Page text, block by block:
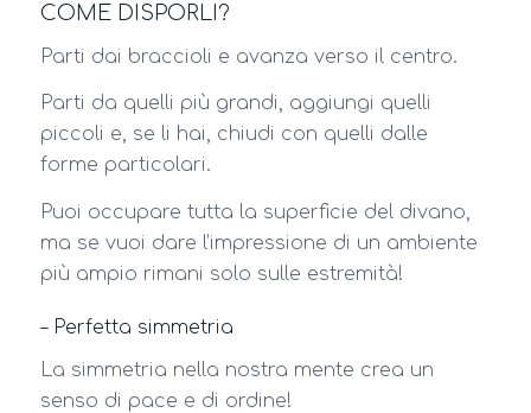
COME DISPORLI?
Parti dai braccioli e avanza verso il centro.
Parti da quelli più grandi, aggiungi quelli
piccoli e, se li hai, chiudi con quelli dalle
forme particolari.
Puoi occupare tutta la superficie del divano,
ma se vuoi dare l’impressione di un ambiente
più ampio rimani solo sulle estremità!
– Perfetta simmetria
La simmetria nella nostra mente crea un
senso di pace e di ordine!